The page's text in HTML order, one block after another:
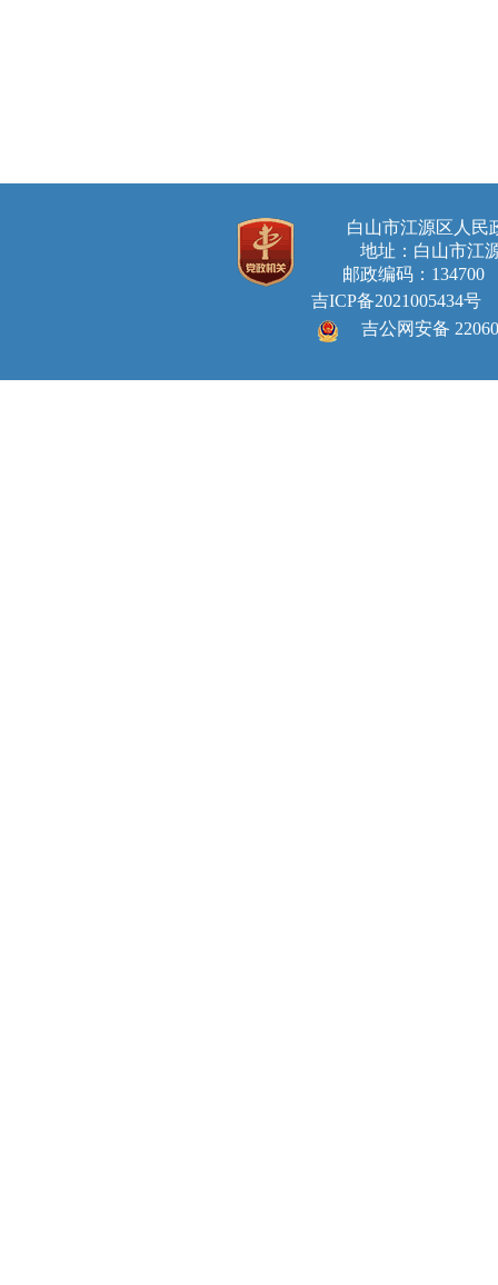
白山市江源区人
地址：白山市江
邮政编码：134700
吉ICP备2021005434号
吉公网安备